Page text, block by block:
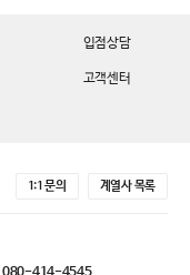
입점상담
고객센터
1:1 문의 계열사 목록